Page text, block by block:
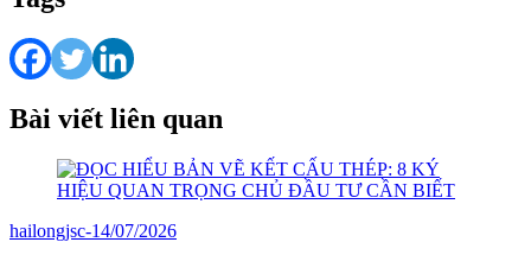
Bài viết liên quan
hailongjsc-14/07/2026